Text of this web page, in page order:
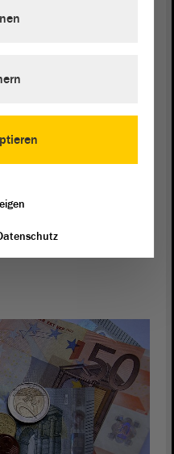
Sachsen-Anhalt.
Regierung